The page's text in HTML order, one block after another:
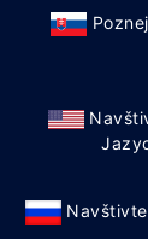
Navštivte